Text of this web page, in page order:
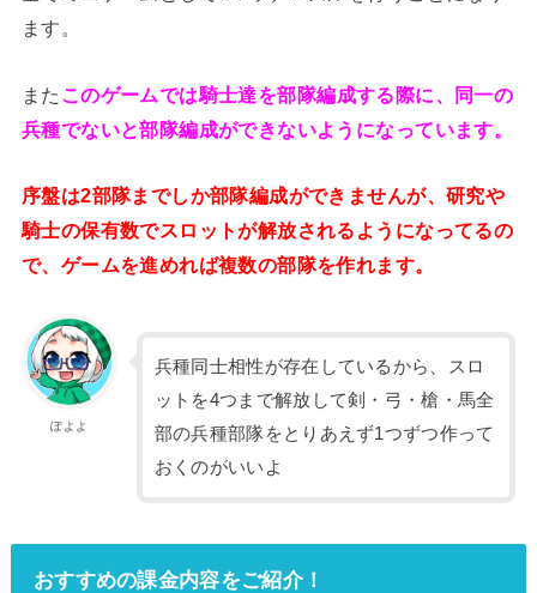
ます。
また このゲームでは騎士達を部隊編成する際に、同一の
兵種でないと部隊編成ができないようになっています。
序盤は2部隊までしか部隊編成ができませんが、研究や
騎士の保有数でスロットが解放されるようになってるの
で、ゲームを進めれば複数の部隊を作れます。
ぽよよ
兵種同士相性が存在しているから、スロ
ットを4つまで解放して剣・弓・槍・馬全
部の兵種部隊をとりあえず1つずつ作って
おくのがいいよ
おすすめの課金内容をご紹介！